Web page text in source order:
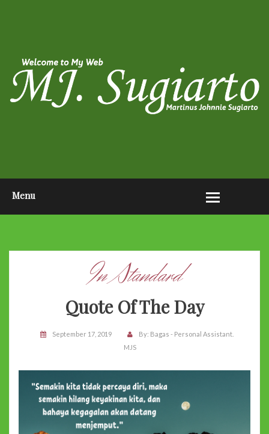
Menu
PHOTO POST
VIDEO POST
In Standard
Quote Of The Day
September 17, 2019 By: Bagas - Personal Assistant.
MJS